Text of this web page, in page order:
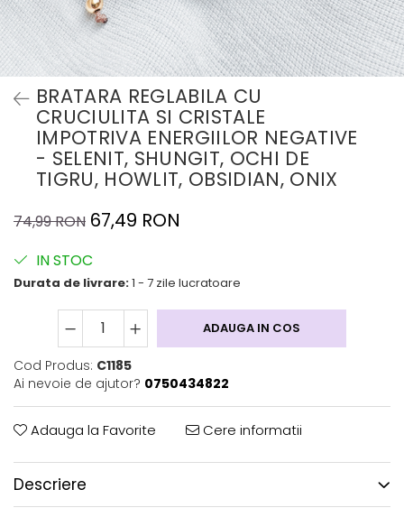
BRATARA REGLABILA CU
CRUCIULITA SI CRISTALE
IMPOTRIVA ENERGIILOR NEGATIVE
- SELENIT, SHUNGIT, OCHI DE
TIGRU, HOWLIT, OBSIDIAN, ONIX
74,99 RON 67,49 RON
IN STOC
Durata de livrare:1 - 7 zile lucratoare
ADAUGA IN COS
Cod Produs: C1185
Ai nevoie de ajutor? 0750434822
Adauga la Favorite Cere informatii
Descriere